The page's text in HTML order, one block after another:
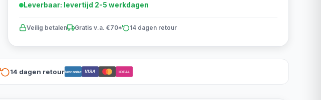
Leverbaar: levertijd 2-5 werkdagen
Veilig betalen Gratis v.a. €70* 14 dagen retour
14 dagen retourBancontact VISA iDEAL